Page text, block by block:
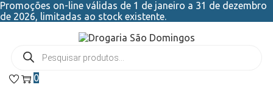
Promoções on-line válidas de 1 de janeiro a 31 de dezembro
de 2026, limitadas ao stock existente.
0